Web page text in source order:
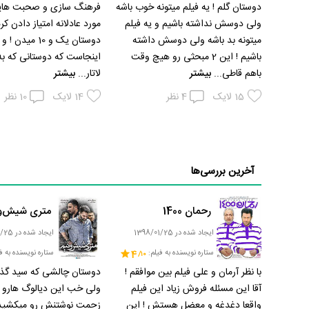
دوستان گلم ! یه فیلم میتونه خوب باشه
ولی دوسش نداشته باشیم و یه فیلم
میتونه بد باشه ولی دوسش داشته
باشیم ! این 2 مبحثی رو هیچ وقت
باهم قاطی...بیشتر
15 لایک 4نظر
فرهنگ سازی و صحبت
مورد عادلانه امتیاز دادن
دوستان یک و 10
اینجاست که دوستانی که
لاتار... بیشتر
14 لایک 10 نظر
آخرین بررسی‌ها
رحمان 1400
ایجاد شده در 1398/01/25
ستاره نویسنده به فیلم:
4
با نظر آرمان و علی فیلم بین موافقم !
آقا این مسئله فروش زیاد این فیلم
واقعا دغدغه و معضل هستش ! این
متری
ایجاد شده در 1398/01/25
ستاره نویسنده به
دوستان چالشی که سید
ولی خب این دیالوگ هارو
زحمت نوشتنش رو